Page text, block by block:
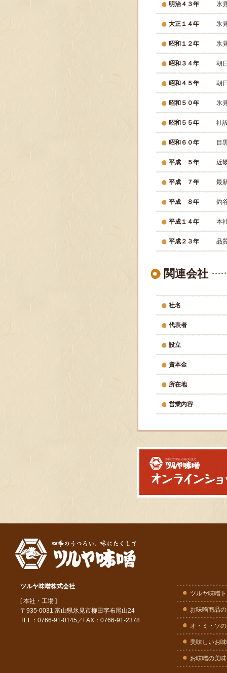
明治４３年 氷
大正１４年 氷
昭和１２年 氷
昭和３４年 朝
昭和４５年 朝
昭和５０年 氷
昭和５５年 社
昭和６０年 目
平成 ５年 近
平成 ７年 最
平成 ８年 釣
平成１４年 本
平成２３年 品
関連会社
社名
代表者
設立
資本金
所在地
営業内容
ツルヤ味噌株式会社
[ 本社・工場 ]
〒935-0031 富山県氷見市柳田字布尾山24
TEL：0766-91-0145／FAX：0766-91-2378
ツルヤ味噌
お味噌商品
オ・ミ・ソ
美味しいお
お味噌の美